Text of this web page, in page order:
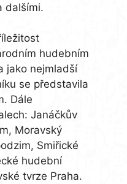
dalšími.
hudebním
jako nejmladší
se představila
Dále
Janáčkův
Moravský
Smiřické
hudební
tvrze Praha.